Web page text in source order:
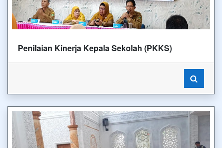
Penilaian Kinerja Kepala Sekolah (PKKS)